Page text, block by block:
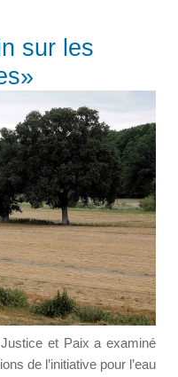
sur les
et Paix a examiné
de l’initiative pour l’eau